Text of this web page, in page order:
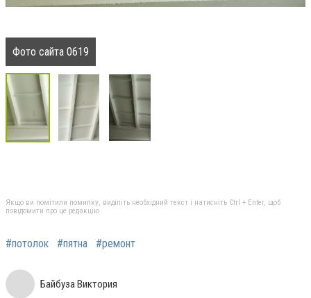
Фото сайта 0619
Якщо ви помітили помилку, виділіть необхідний текст і натисніть Ctrl + Enter, щоб
повідомити про це редакцію
#потолок #пятна #ремонт
Байбуза Виктория